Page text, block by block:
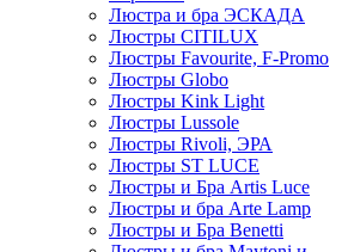
Люстра и бра ЭСКАДА
Люстры CITILUX
Люстры Favourite, F-Promo
Люстры Globo
Люстры Kink Light
Люстры Lussole
Люстры Rivoli, ЭРА
Люстры ST LUCE
Люстры и Бра Artis Luce
Люстры и бра Arte Lamp
Люстры и Бра Benetti